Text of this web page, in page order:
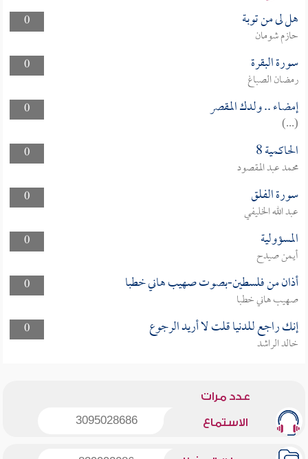
0 هل لى من توبة
حازم شومان
0
سورة البقرة
رمضان الصباغ
0
إمضاء .. ولدك المقصر
(...)
0
الحاكمية 8
محمد عبد المقصود
0
سورة الفلق
عبد الله الخليفي
0
المسؤولية
أيمن صيدح
0
أذان من فلسطين-بصوت صهيب هاني خطبا
صهيب هاني خطبا
0
إنك راجع للدنيا قلت لا أريد الرجوع
خالد الراشد
عدد مرات
الاستماع 3095028686